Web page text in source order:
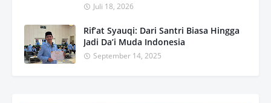
Juli 18, 2026
Rif’at Syauqi: Dari Santri Biasa Hingga
Jadi Da’i Muda Indonesia
September 14, 2025